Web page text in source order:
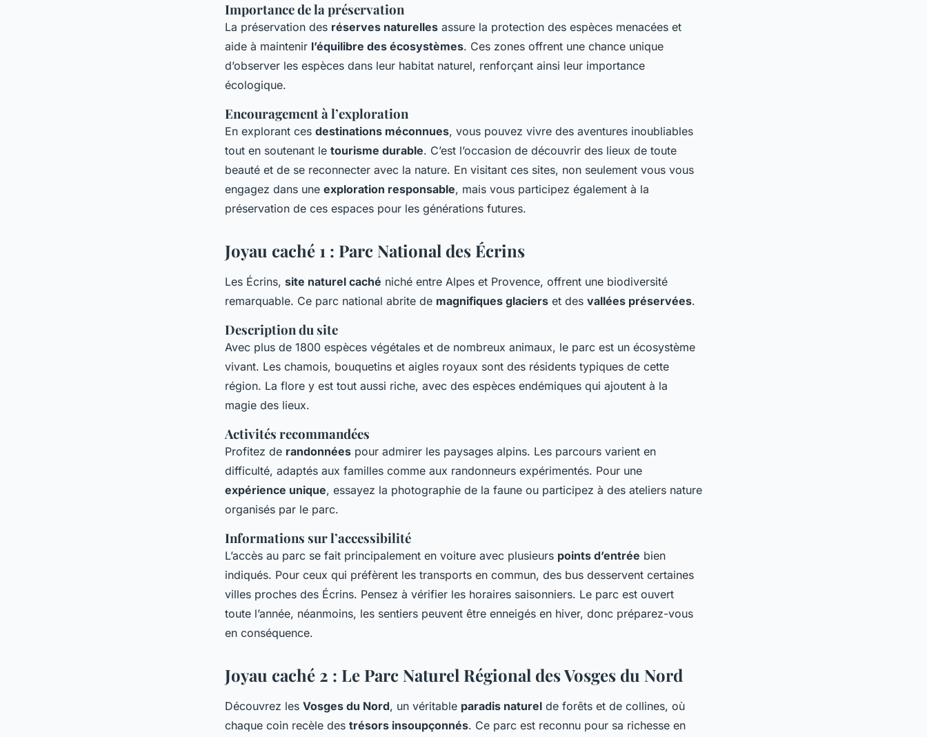
Importance de la préservation
La préservation des réserves naturelles assure la protection des espèces menacées et
aide à maintenir l’équilibre des écosystèmes. Ces zones offrent une chance unique
d’observer les espèces dans leur habitat naturel, renforçant ainsi leur importance
écologique.
Encouragement à l’exploration
En explorant ces destinations méconnues, vous pouvez vivre des aventures inoubliables
tout en soutenant le tourisme durable. C’est l’occasion de découvrir des lieux de toute
beauté et de se reconnecter avec la nature. En visitant ces sites, non seulement vous vous
engagez dans une exploration responsable, mais vous participez également à la
préservation de ces espaces pour les générations futures.
Joyau caché 1 : Parc National des Écrins
Les Écrins, site naturel caché niché entre Alpes et Provence, offrent une biodiversité
remarquable. Ce parc national abrite de magnifiques glaciers et des vallées préservées.
Description du site
Avec plus de 1800 espèces végétales et de nombreux animaux, le parc est un écosystème
vivant. Les chamois, bouquetins et aigles royaux sont des résidents typiques de cette
région. La flore y est tout aussi riche, avec des espèces endémiques qui ajoutent à la
magie des lieux.
Activités recommandées
Profitez de randonnées pour admirer les paysages alpins. Les parcours varient en
difficulté, adaptés aux familles comme aux randonneurs expérimentés. Pour une
expérience unique, essayez la photographie de la faune ou participez à des ateliers nature
organisés par le parc.
Informations sur l’accessibilité
L’accès au parc se fait principalement en voiture avec plusieurs points d’entrée bien
indiqués. Pour ceux qui préfèrent les transports en commun, des bus desservent certaines
villes proches des Écrins. Pensez à vérifier les horaires saisonniers. Le parc est ouvert
toute l’année, néanmoins, les sentiers peuvent être enneigés en hiver, donc préparez-vous
en conséquence.
Joyau caché 2 : Le Parc Naturel Régional des Vosges du Nord
Découvrez les Vosges du Nord, un véritable paradis naturel de forêts et de collines, où
chaque coin recèle des trésors insoupçonnés. Ce parc est reconnu pour sa richesse en